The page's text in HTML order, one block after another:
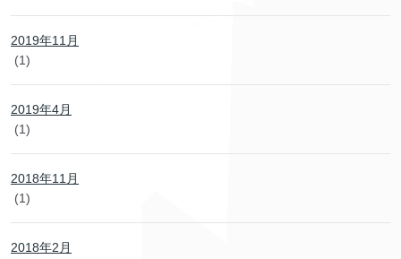
2019年11月
(1)
2019年4月
(1)
2018年11月
(1)
2018年2月